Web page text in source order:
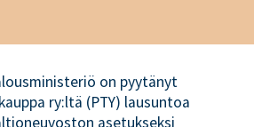
on pyytänyt
ry:ltä (PTY) lausuntoa
asetukseksi